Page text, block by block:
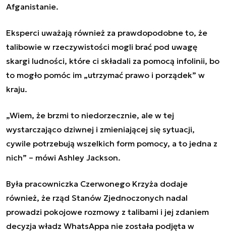
Afganistanie.
Eksperci uważają również za prawdopodobne to, że
talibowie w rzeczywistości mogli brać pod uwagę
skargi ludności, które ci składali za pomocą infolinii, bo
to mogło pomóc im „utrzymać prawo i porządek” w
kraju.
„Wiem, że brzmi to niedorzecznie, ale w tej
wystarczająco dziwnej i zmieniającej się sytuacji,
cywile potrzebują wszelkich form pomocy, a to jedna z
nich” – mówi Ashley Jackson.
Była pracowniczka Czerwonego Krzyża dodaje
również, że rząd Stanów Zjednoczonych nadal
prowadzi pokojowe rozmowy z talibami i jej zdaniem
decyzja władz WhatsAppa nie została podjęta w